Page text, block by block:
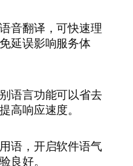
音翻译，可快速理
延误影响服务体
语言功能可以省去
高响应速度。
语，开启软件语气
良好。